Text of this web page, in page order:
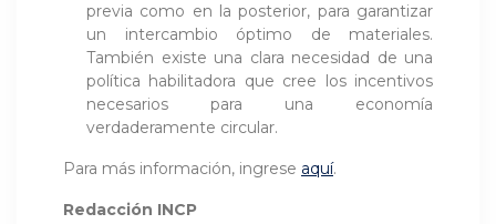
previa como en la posterior, para garantizar
un intercambio óptimo de materiales.
También existe una clara necesidad de una
política habilitadora que cree los incentivos
necesarios para una economía
verdaderamente circular.
Para más información, ingrese aquí.
Redacción INCP